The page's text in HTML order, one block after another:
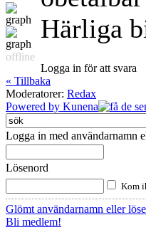
offline
Härliga
Logga in för att svara
« Tillbaka
Moderatorer: Redax
Powered by Kunena
Logga in med användarnamn
Lösenord
Kom
Glömt användarnamn eller
Bli medlem!